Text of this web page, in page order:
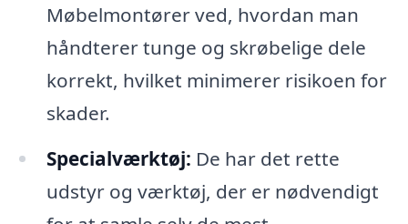
Møbelmontører ved, hvordan man
håndterer tunge og skrøbelige dele
korrekt, hvilket minimerer risikoen for
skader.
Specialværktøj: De har det rette
udstyr og værktøj, der er nødvendigt